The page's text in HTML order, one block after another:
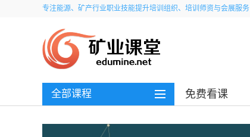
专注能源、矿产行业职业技能提升培训组织、培训师资与会展服务
全部课程 免费看课